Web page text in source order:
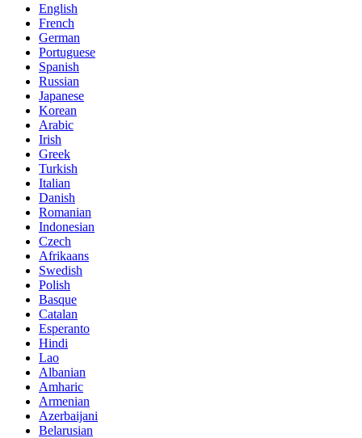
English
French
German
Portuguese
Spanish
Russian
Japanese
Korean
Arabic
Irish
Greek
Turkish
Italian
Danish
Romanian
Indonesian
Czech
Afrikaans
Swedish
Polish
Basque
Catalan
Esperanto
Hindi
Lao
Albanian
Amharic
Armenian
Azerbaijani
Belarusian